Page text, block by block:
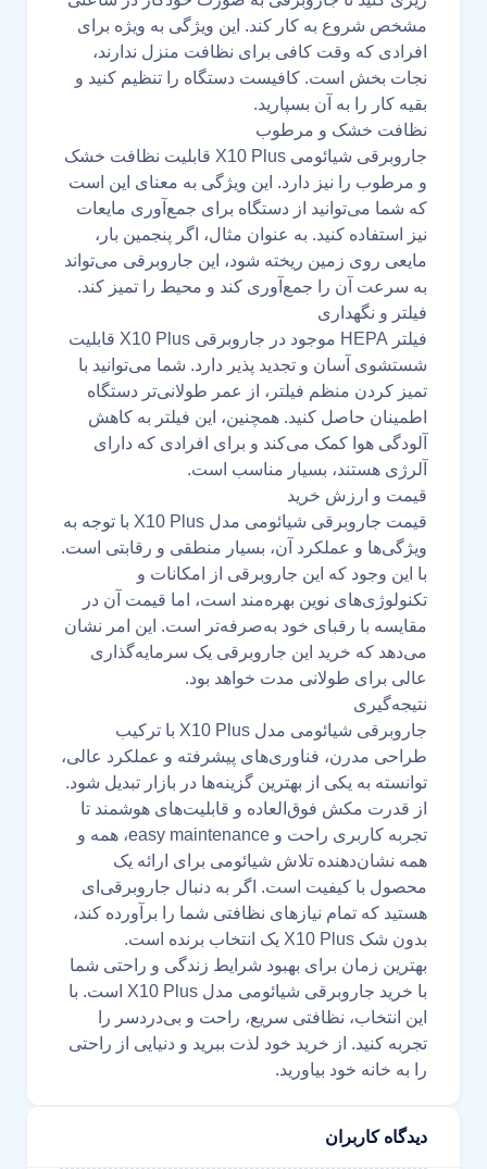
مشخص شروع به کار کند. این ویژگی به ویژه برای
افرادی که وقت کافی برای نظافت منزل ندارند،
نجات بخش است. کافیست دستگاه را تنظیم کنید و
بقیه کار را به آن بسپارید.
نظافت خشک و مرطوب
جاروبرقی شیائومی X10 Plus قابلیت نظافت خشک
و مرطوب را نیز دارد. این ویژگی به معنای این است
که شما می‌توانید از دستگاه برای جمع‌آوری مایعات
نیز استفاده کنید. به عنوان مثال، اگر پنجمین بار،
مایعی روی زمین ریخته شود، این جاروبرقی می‌تواند
به سرعت آن را جمع‌آوری کند و محیط را تمیز کند.
فیلتر و نگهداری
فیلتر HEPA موجود در جاروبرقی X10 Plus قابلیت
شستشوی آسان و تجدید پذیر دارد. شما می‌توانید با
تمیز کردن منظم فیلتر، از عمر طولانی‌تر دستگاه
اطمینان حاصل کنید. همچنین، این فیلتر به کاهش
آلودگی هوا کمک می‌کند و برای افرادی که دارای
آلرژی هستند، بسیار مناسب است.
قیمت و ارزش خرید
قیمت جاروبرقی شیائومی مدل X10 Plus با توجه به
ویژگی‌ها و عملکرد آن، بسیار منطقی و رقابتی است.
با این وجود که این جاروبرقی از امکانات و
تکنولوژی‌های نوین بهره‌مند است، اما قیمت آن در
مقایسه با رقبای خود به‌صرفه‌تر است. این امر نشان
می‌دهد که خرید این جاروبرقی یک سرمایه‌گذاری
عالی برای طولانی مدت خواهد بود.
نتیجه‌گیری
جاروبرقی شیائومی مدل X10 Plus با ترکیب
طراحی مدرن، فناوری‌های پیشرفته و عملکرد عالی،
توانسته به یکی از بهترین گزینه‌ها در بازار تبدیل شود.
از قدرت مکش فوق‌العاده و قابلیت‌های هوشمند تا
تجربه کاربری راحت و easy maintenance، همه و
همه نشان‌دهنده تلاش شیائومی برای ارائه یک
محصول با کیفیت است. اگر به دنبال جاروبرقی‌ای
هستید که تمام نیازهای نظافتی شما را برآورده کند،
بدون شک X10 Plus یک انتخاب برنده است.
بهترین زمان برای بهبود شرایط زندگی و راحتی شما
با خرید جاروبرقی شیائومی مدل X10 Plus است. با
این انتخاب، نظافتی سریع، راحت و بی‌دردسر را
تجربه کنید. از خرید خود لذت ببرید و دنیایی از راحتی
را به خانه خود بیاورید.
دیدگاه کاربران